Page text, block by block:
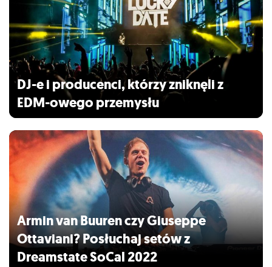
DJ-e i producenci, którzy zniknęli z
EDM-owego przemysłu
Armin van Buuren czy Giuseppe
Ottaviani? Posłuchaj setów z
Dreamstate SoCal 2022